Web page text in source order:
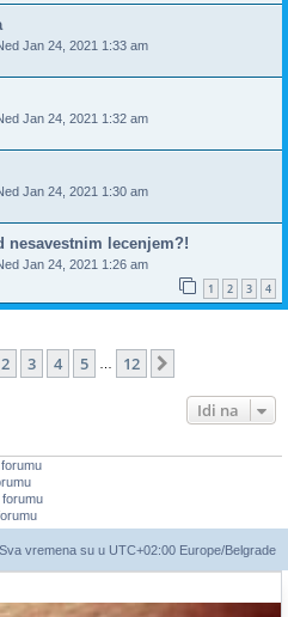
Jan 24, 2021 1:33 am
Jan 24, 2021 1:32 am
Jan 24, 2021 1:30 am
nesavestnim lecenjem?!
Jan 24, 2021 1:26 am
1 2 3 4
1od12
2 3 4 5 12
Idi na
Sva vremena su u UTC+02:00 Europe/Belgrade